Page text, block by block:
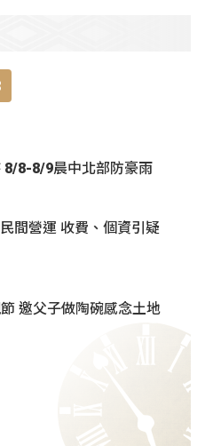
8/8-8/9晨中北部防豪雨
間營運 收費、個資引疑
邀父子做陶碗感念土地